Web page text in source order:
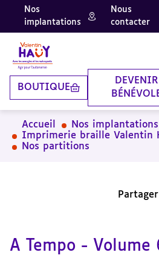
Aller
contenu
principal
Aller
pied
de
page
Aller
la
recherche
Nos
implantations
Nous
contacter
BOUTIQUE
DEVENIR
Accueil
Nos implantations
Imprimerie braille Valentin
Nos partitions
A Tempo - Volume